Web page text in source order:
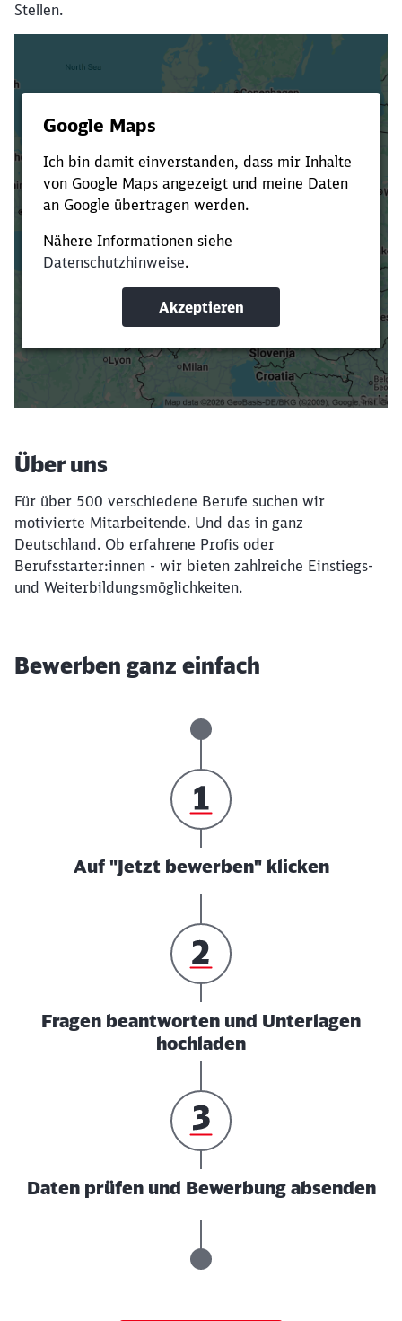
Stellen.
Verkürze die Ladezeit, indem du Suchbegriffe
oder Filter hinzufügst.
Suchbegriffe eingeben
Filter setzen
Über uns
Für über 500 verschiedene Berufe suchen wir
motivierte Mitarbeitende. Und das in ganz
Deutschland. Ob erfahrene Profis oder
Berufsstarter:innen - wir bieten zahlreiche Einstiegs-
und Weiterbildungsmöglichkeiten.
Bewerben ganz einfach
Auf "Jetzt bewerben" klicken
Fragen beantworten und Unterlagen
hochladen
Daten prüfen und Bewerbung absenden